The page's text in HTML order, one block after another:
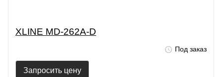
XLINE MD-262A-D
Под заказ
Запросить цену